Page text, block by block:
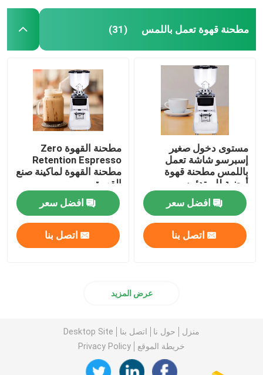
مطحنة قهوة تعمل باللمس (31)
مستوى دخول صغير
إسبرسو شاشة تعمل
باللمس مطحنة قهوة
أرضية للمبتدئين
افضل سعر
اتصل بنا
مطحنة القهوة Zero
Retention Espresso
مطحنة القهوة لماكينة صنع
القهوة
افضل سعر
اتصل بنا
عرض المزيد
منزل حول نا اتصل بنا
Desktop Site
خريطة الموقع
Privacy Policy